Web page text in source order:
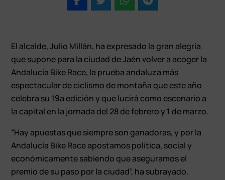
El alcalde, Julio Millán, ha expresado la gran alegría
que supone para la ciudad de Jaén volver a acoger la
Andalucía Bike Race, la prueba andaluza más
espectacular de ciclismo de montaña que este año
celebra su 19ª edición y que lucirá como escenario a
la capital en la jornada del 28 de febrero y 1 de marzo.
“Hay apuestas que siempre son ganadoras, y por la
Andalucía Bike Race apostamos política, social y
económicamente sabiendo que aseguramos el
premio de su paso por la ciudad”, ha subrayado.